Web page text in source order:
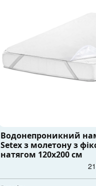
Водонепроникний
Setex з молетону з
натягом 120x200 см